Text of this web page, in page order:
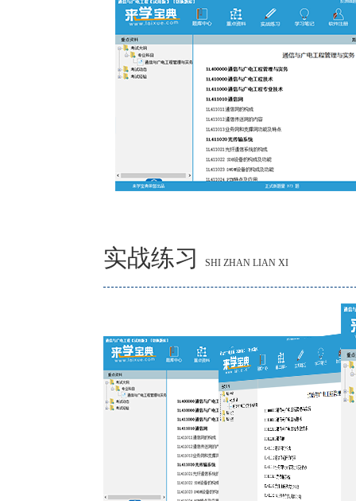
实战练习 SHI ZHAN LIAN XI